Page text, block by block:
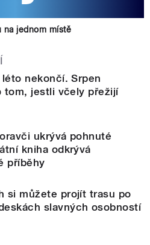
na jednom místě
nekončí. Srpen
tom, jestli včely přežijí
ukrývá pohnuté
kniha odkrývá
příběhy
si můžete projít trasu po
slavných osobností